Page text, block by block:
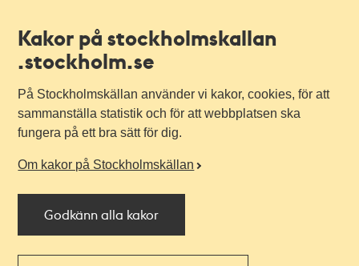
Kakor på stockholmskallan
.stockholm.se
På Stockholmskällan använder vi kakor, cookies, för att
sammanställa statistik och för att webbplatsen ska
fungera på ett bra sätt för dig.
Om kakor på Stockholmskällan
Godkänn alla kakor